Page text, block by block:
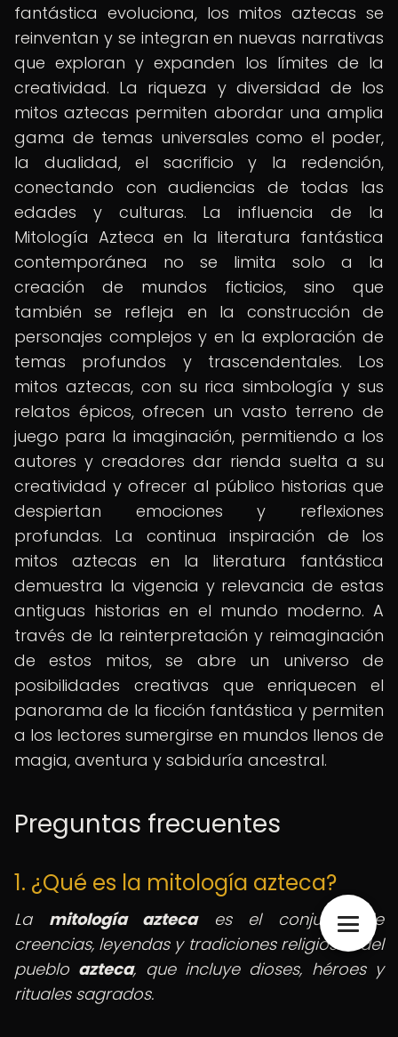
fantástica evoluciona, los mitos aztecas se
reinventan y se integran en nuevas narrativas
que exploran y expanden los límites de la
creatividad. La riqueza y diversidad de los
mitos aztecas permiten abordar una amplia
gama de temas universales como el poder,
la dualidad, el sacrificio y la redención,
conectando con audiencias de todas las
edades y culturas. La influencia de la
Mitología Azteca en la literatura fantástica
contemporánea no se limita solo a la
creación de mundos ficticios, sino que
también se refleja en la construcción de
personajes complejos y en la exploración de
temas profundos y trascendentales. Los
mitos aztecas, con su rica simbología y sus
relatos épicos, ofrecen un vasto terreno de
juego para la imaginación, permitiendo a los
autores y creadores dar rienda suelta a su
creatividad y ofrecer al público historias que
despiertan emociones y reflexiones
profundas. La continua inspiración de los
mitos aztecas en la literatura fantástica
demuestra la vigencia y relevancia de estas
antiguas historias en el mundo moderno. A
través de la reinterpretación y reimaginación
de estos mitos, se abre un universo de
posibilidades creativas que enriquecen el
panorama de la ficción fantástica y permiten
a los lectores sumergirse en mundos llenos de
magia, aventura y sabiduría ancestral.
Preguntas frecuentes
1. ¿Qué es la mitología azteca?
La mitología aztecaes el conjunto de
creencias, leyendas y tradiciones religiosas del
pueblo azteca, que incluye dioses, héroes y
rituales sagrados.